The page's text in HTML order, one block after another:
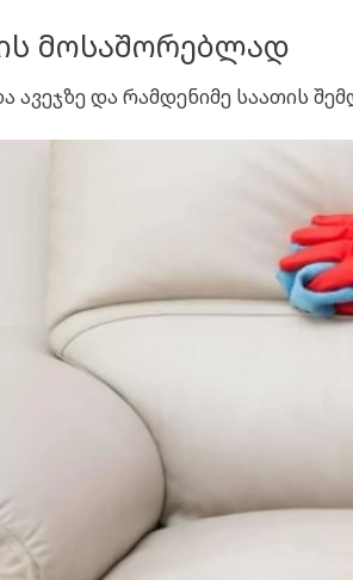
მოსაშორებლად
ავეჯზე და რამდენიმე საათის